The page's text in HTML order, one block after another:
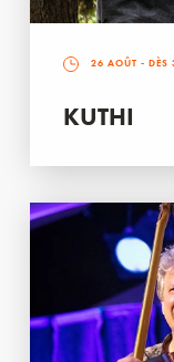
26 AOÛT - DÈS
KUTHI